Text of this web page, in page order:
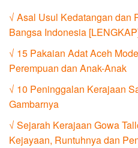
√ Asal Usul Kedatangan dan
Bangsa Indonesia
√ 15 Pakaian Adat Aceh
Perempuan dan Anak-Anak
√ 10 Peninggalan Kerajaan
Gambarnya
√ Sejarah Kerajaan Gowa
Kejayaan, Runtuhnya dan